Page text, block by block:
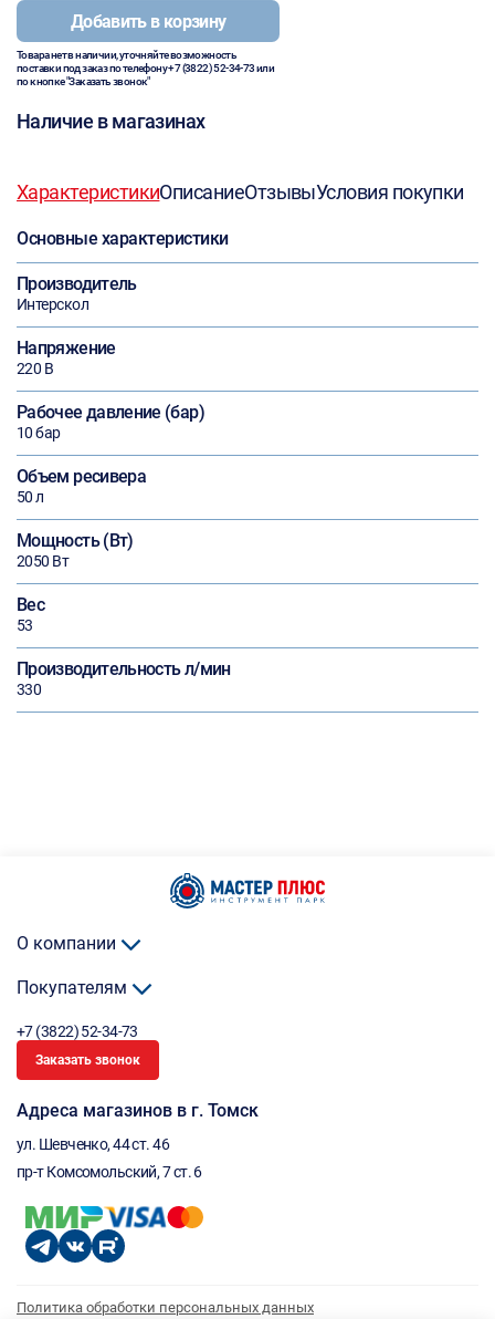
Добавить в корзину
Товара нет в наличии, уточняйте возможность
поставки под заказ по телефону+7 (3822) 52-34-73или
по кнопке "Заказать звонок"
Наличие в магазинах
ХарактеристикиОписаниеОтзывыУсловия покупки
Основные характеристики
Производитель
Интерскол
Напряжение
220 В
Рабочее давление (бар)
10 бар
Объем ресивера
50 л
Мощность (Вт)
2050 Вт
Вес
53
Производительность л/мин
330
О компании
Покупателям
+7 (3822) 52-34-73
Заказать звонок
Адреса магазинов в г. Томск
ул. Шевченко, 44 ст. 46
пр-т Комсомольский, 7 ст. 6
Политика обработки персональных данных